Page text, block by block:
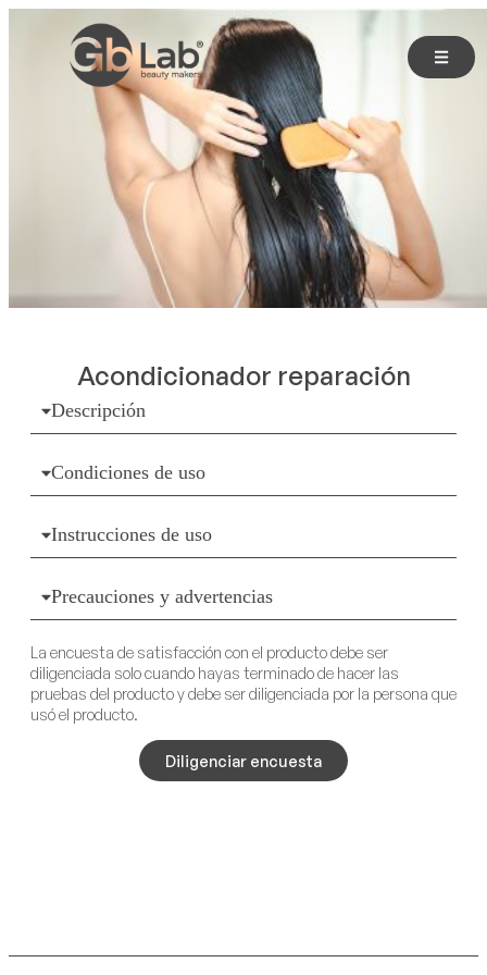
Acondicionador reparación
Descripción
Condiciones de uso
Instrucciones de uso
Precauciones y advertencias
La encuesta de satisfacción con el producto debe ser
diligenciada solo cuando hayas terminado de hacer las
pruebas del producto y debe ser diligenciada por la persona que
usó el producto.
Diligenciar encuesta